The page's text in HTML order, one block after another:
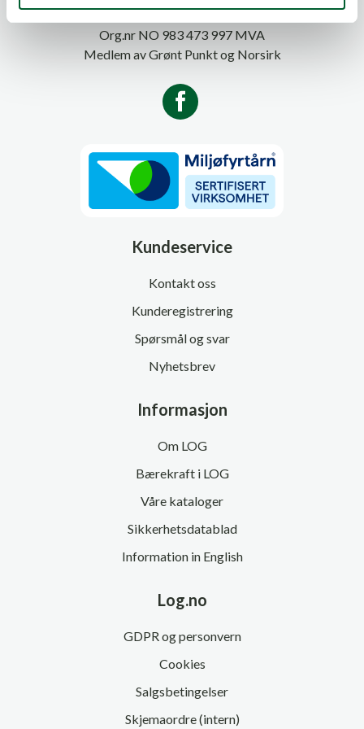
1081 Oslo
Org.nr NO 983 473 997 MVA
Medlem av Grønt Punkt og Norsirk
Kundeservice
Kontakt oss
Kunderegistrering
Spørsmål og svar
Nyhetsbrev
Informasjon
Om LOG
Bærekraft i LOG
Våre kataloger
Sikkerhetsdatablad
Information in English
Log.no
GDPR og personvern
Cookies
Salgsbetingelser
Skjemaordre (intern)